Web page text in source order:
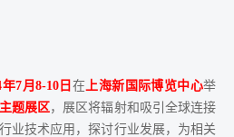
年7月8-10日 在 上海新国际博览中心举
题展区，展区将辐射和吸引全球连接
业技术应用，探讨行业发展，为相关